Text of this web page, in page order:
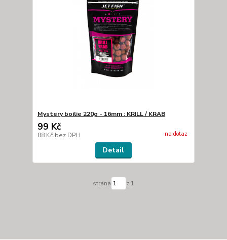
Mystery boilie 220g - 16mm : KRILL / KRAB
99 Kč
88 Kč bez DPH na dotaz
Detail
strana z 1